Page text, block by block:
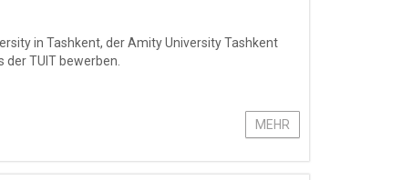
in Tashkent, der Amity University Tashkent
TUIT bewerben.
MEHR